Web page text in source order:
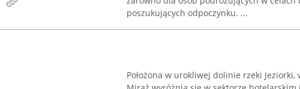
poszukujących odpoczynku. ...
Położona w urokliwej dolinie rzeki